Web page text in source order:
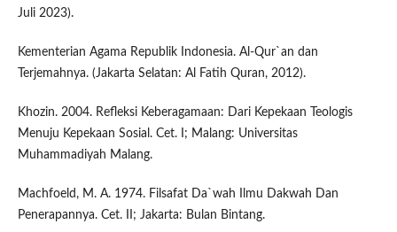
Juli 2023).
Kementerian Agama Republik Indonesia. Al-Qur`an dan
Terjemahnya. (Jakarta Selatan: Al Fatih Quran, 2012).
Khozin. 2004. Refleksi Keberagamaan: Dari Kepekaan Teologis
Menuju Kepekaan Sosial. Cet. I; Malang: Universitas
Muhammadiyah Malang.
Machfoeld, M. A. 1974. Filsafat Da`wah Ilmu Dakwah Dan
Penerapannya. Cet. II; Jakarta: Bulan Bintang.